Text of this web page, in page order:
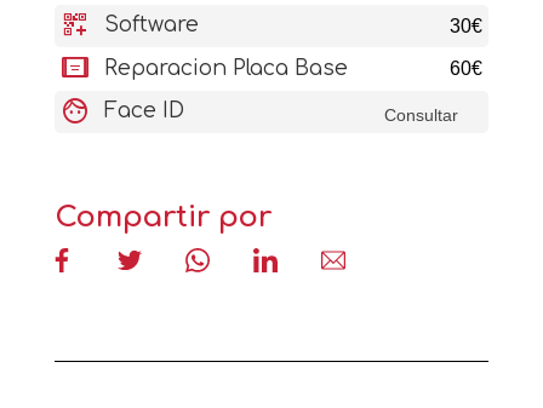
qr_code_2_add Software 30€
aod_tablet Reparacion Placa Base 60€
face Face ID Consultar
Compartir por